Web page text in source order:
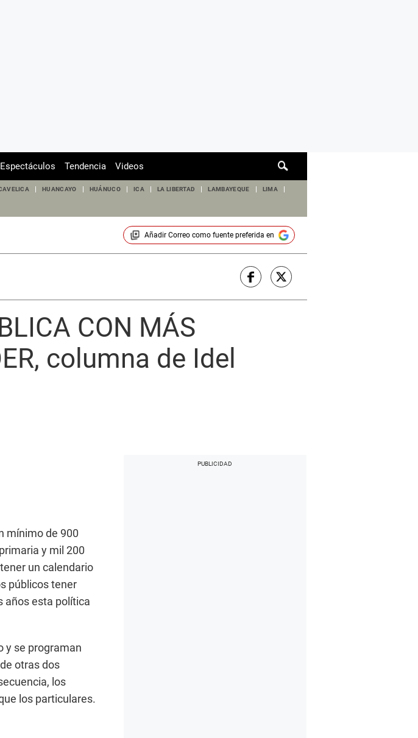
de
Espectáculos Tendencia Videos
HUANCAYO HUÁNUCO ICA LA LIBERTAD LAMBAYEQUE LIMA
Añadir Correocomo fuente preferida en
CON MÁS
columna de Idel
mínimo de 900
y mil 200
un calendario
públicos tener
años esta política
y se programan
otras dos
los
los particulares.